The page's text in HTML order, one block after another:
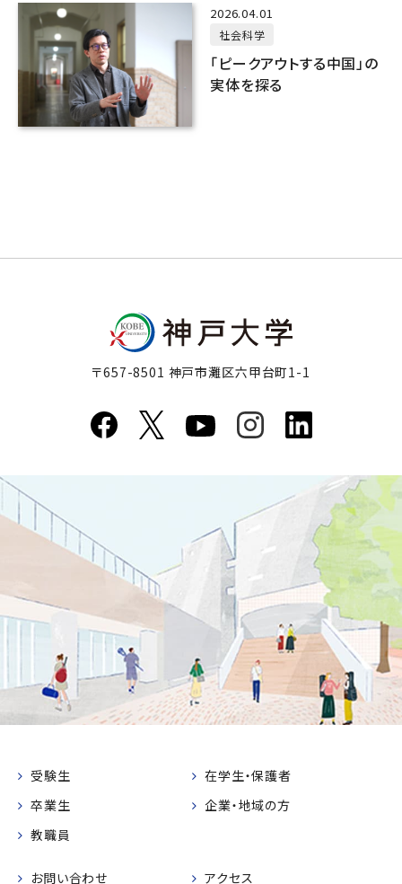
2026.04.01
社会科学
「ピークアウトする中国」の
実体を探る
〒657-8501 神戸市灘区六甲台町1-1
受験生
在学生・保護者
卒業生
企業・地域の方
教職員
お問い合わせ アクセス